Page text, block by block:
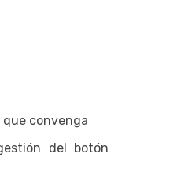
convenga
del botón